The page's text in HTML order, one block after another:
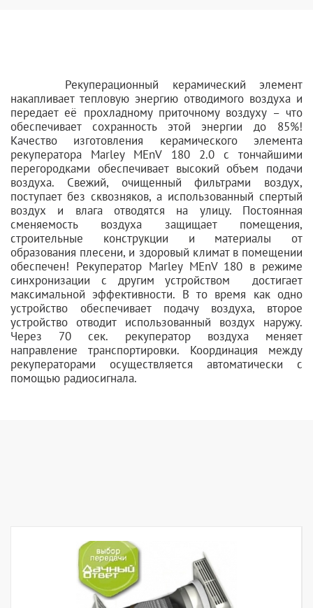
Рекуперационный керамический элемент
накапливает тепловую энергию отводимого воздуха и
передает её прохладному приточному воздуху – что
обеспечивает сохранность этой энергии до 85%!
Качество изготовления керамического элемента
рекуператора Marley MEnV 180 2.0 с тончайшими
перегородками обеспечивает высокий объем подачи
воздуха. Свежий, очищенный фильтрами воздух,
поступает без сквозняков, а использованный спертый
воздух и влага отводятся на улицу. Постоянная
сменяемость воздуха защищает помещения,
строительные конструкции и материалы от
образования плесени, и здоровый климат в помещении
обеспечен! Рекуператор Marley MEnV 180 в режиме
синхронизации с другим устройством достигает
максимальной эффективности. В то время как одно
устройство обеспечивает подачу воздуха, второе
устройство отводит использованный воздух наружу.
Через 70 сек. рекуператор воздуха меняет
направление транспортировки. Координация между
рекуператорами осуществляется автоматически с
помощью радиосигнала.